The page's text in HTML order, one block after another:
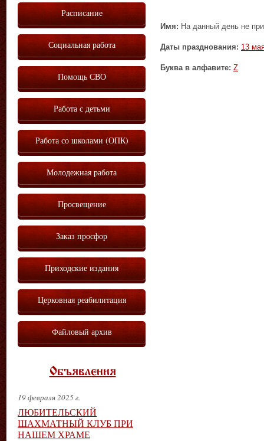
Имя: На данный день не
Даты празднования: 13
Буква в алфавите: Z
Расписание
Социальная работа
Помощь СВО
Работа с детьми
Работа со школами (ОПК)
Молодежная работа
Просвещение
Заказ просфор
Приходские издания
Церковная реабилитация
Файловый архив
Объявления
19 февраля 2025 г.
ЛЮБИТЕЛЬСКИЙ
ШАХМАТНЫЙ КЛУБ ПРИ
НАШЕМ ХРАМЕ